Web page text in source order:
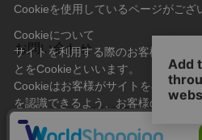
お問い合わせ
会社概要
Cookieを使用しているページがござ
Cookieについて
サイトを利用する際のお客様情報を
とをCookieといいます。
Cookieはお客様がサイトを再訪問さ
を認識できるよう、お客様のデバイ
れます。
なお、Cookieに保存されている情